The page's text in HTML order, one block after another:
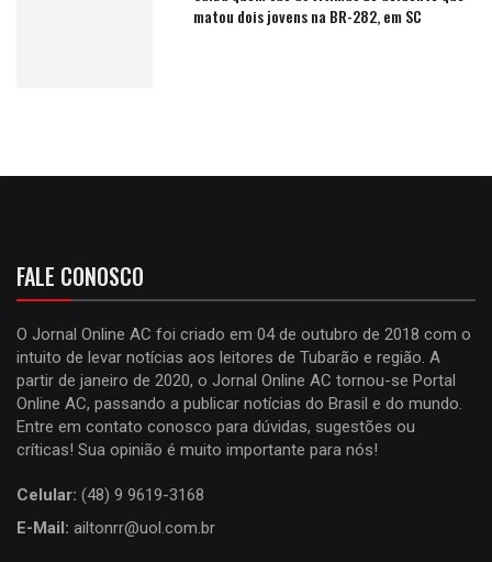
matou dois jovens na BR-282, em SC
FALE CONOSCO
O Jornal Online AC foi criado em 04 de outubro de 2018 com o
intuito de levar notícias aos leitores de Tubarão e região. A
partir de janeiro de 2020, o Jornal Online AC tornou-se Portal
Online AC, passando a publicar notícias do Brasil e do mundo.
Entre em contato conosco para dúvidas, sugestões ou
críticas! Sua opinião é muito importante para nós!
Celular: (48) 9 9619-3168
E-Mail: ailtonrr@uol.com.br